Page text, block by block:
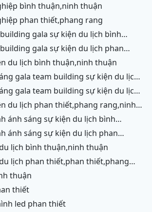
bình thuận,ninh thuận
phan thiết,phang rang
chữ, vĩnh hy
du lịch bình thuận,ninh thuận
thuận
rang,ninh chữ,vĩnh hy
thuận,cam ranh
chữ,vĩnh hy,cam ranh
lịch bình thuận,ninh thuận
hy,cam ranh
thuận
thiết
led phan thiết